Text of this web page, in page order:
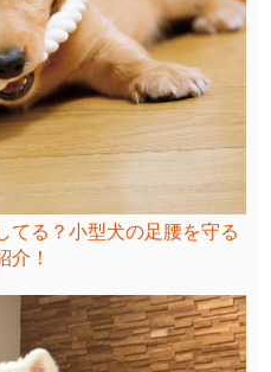
てる？小型犬の足腰を守る
介！